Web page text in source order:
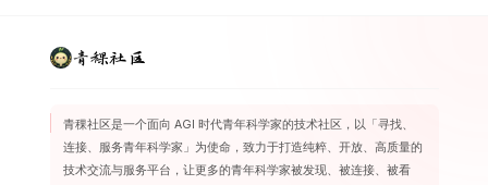
青稞社区
青稞社区是一个面向 AGI 时代青年科学家的技术社区，以「寻找、
连接、服务青年科学家」为使命，致力于打造纯粹、开放、高质量的
技术交流与服务平台，让更多的青年科学家被发现、被连接、被看